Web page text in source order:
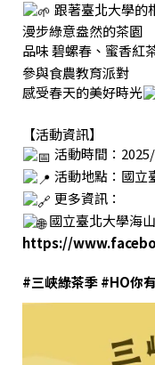
跟著臺北大學的
漫步綠意盎然的茶園
品味 碧螺春、蜜香紅
參與食農教育派對
感受春天的美好時光
【活動資訊】
活動時間：
活動地點：國立
更多資訊：
國立臺北大學海
https://
#三峽綠茶季#HO你